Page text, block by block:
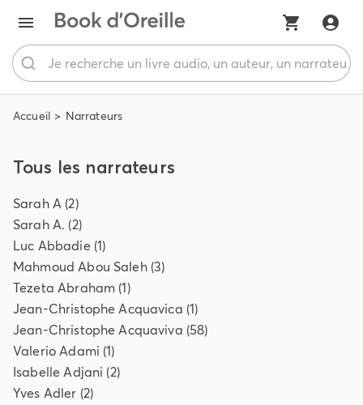
Accueil Narrateurs
Tous les narrateurs
Sarah A (2)
Sarah A. (2)
Luc Abbadie (1)
Mahmoud Abou Saleh(3)
Tezeta Abraham (1)
Jean-Christophe Acquavica (1)
Jean-Christophe Acquaviva (58)
Valerio Adami (1)
Isabelle Adjani (2)
Yves Adler (2)